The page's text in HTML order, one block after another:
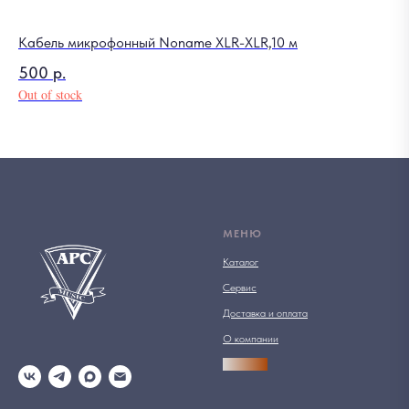
Кабель микрофонный Noname XLR-XLR,10 м
500 р.
Out of stock
МЕНЮ
Каталог
Сервис
Доставка и оплата
О компании